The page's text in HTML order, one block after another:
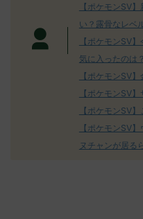
【ポケモンSV
い？露骨なレベ
【ポケモンSV
気に入ったのは？
【ポケモンSV
【ポケモンSV
【ポケモンSV
【ポケモンSV
ヌチャンが居る